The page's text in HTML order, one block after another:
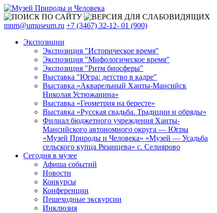
mnm@umuseum.ru +7 (3467) 32-12- 01 (900)
Экспозиции
Экспозиция "Историческое время"
Экспозиция "Мифологическое время"
Экспозиция "Ритм биосферы"
Выставка "Югра: детство в кадре"
Выставка «Акварельный Ханты-Мансийск
Николая Устюжанина»
Выставка «Геометрия на бересте»
Выставка «Русская свадьба. Традиции и обряды»
Филиал бюджетного учреждения Ханты-
Мансийского автономного округа — Югры
«Музей Природы и Человека» «Музей — Усадьба
сельского купца Рязанцева» с. Селиярово
Сегодня в музее
Афиша событий
Новости
Конкурсы
Конференции
Пешеходные экскурсии
Инклюзия